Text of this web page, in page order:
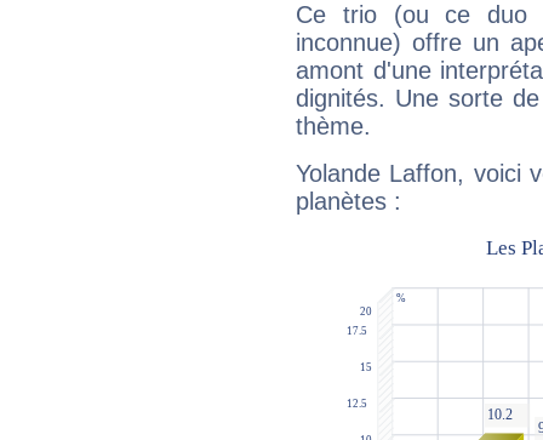
Ce trio (ou ce duo
inconnue) offre un
amont d'une
dignités. Une sorte
thème.
Yolande Laffon, voici
planètes :